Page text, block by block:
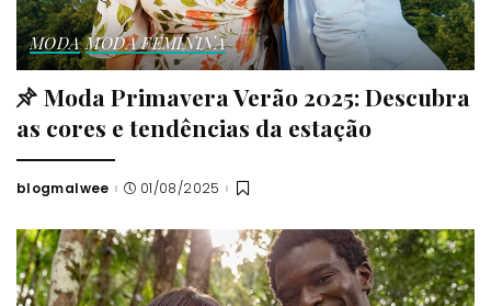
MODA MODA FEMININA
Moda Primavera Verão 2025: Descubra
as cores e tendências da estação
Posted
blogmalwee 01/08/2025